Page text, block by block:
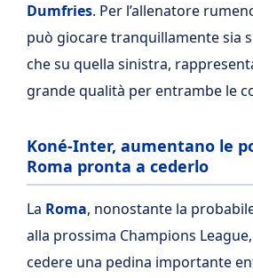
Dumfries. Per l’allenatore
può giocare tranquillamente sia
che su quella sinistra,
grande qualità per entrambe le
Koné-Inter, aumentano le
Roma pronta a cederlo
La Roma, nonostante la
alla prossima Champions
cedere una pedina importante